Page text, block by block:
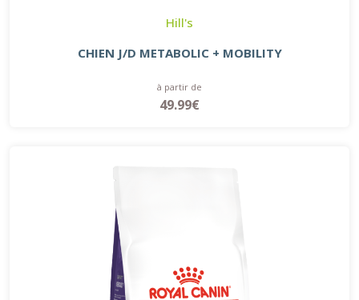
Hill's
CHIEN J/D METABOLIC + MOBILITY
à partir de
49.99€